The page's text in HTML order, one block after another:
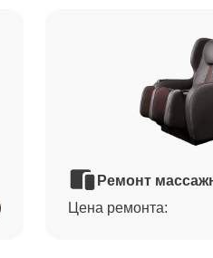
Ремонт
Цена ремонта: